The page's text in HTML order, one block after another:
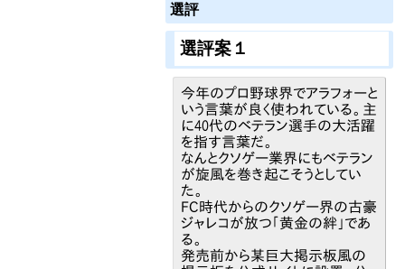
選評
選評案１
今年のプロ野球界でアラフォーと
いう言葉が良く使われている。主
に40代のベテラン選手の大活躍
を指す言葉だ。
なんとクソゲー業界にもベテラン
が旋風を巻き起こそうとしてい
た。
FC時代からのクソゲー界の古豪
ジャレコが放つ「黄金の絆」であ
る。
発売前から某巨大掲示板風の